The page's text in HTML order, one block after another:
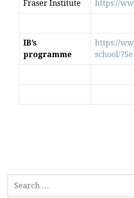
Fraser Institute https://
IB’s
programme
https://
school/
SEARCH
FOR: